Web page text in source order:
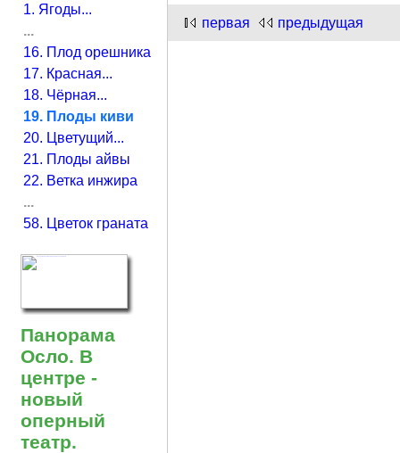
1. Ягоды...
...
16. Плод орешника
17. Красная...
18. Чёрная...
19. Плоды киви
20. Цветущий...
21. Плоды айвы
22. Ветка инжира
...
58. Цветок граната
Панорама
Осло. В
центре -
новый
оперный
театр.
первая предыдущая